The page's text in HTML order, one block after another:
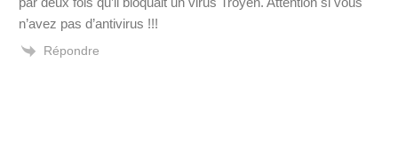
n’avez pas d’antivirus !!!
Répondre